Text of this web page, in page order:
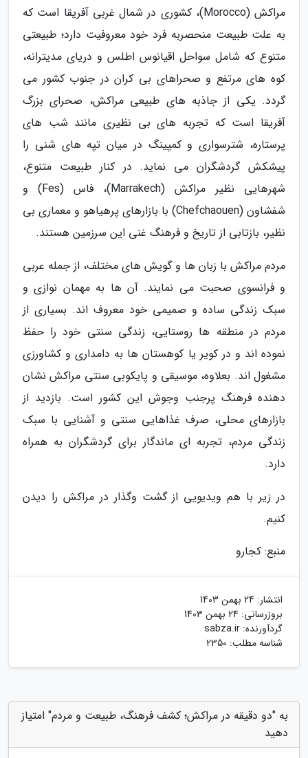
مراکش (Morocco)، کشوری در شمال غربی آفریقا است که
به علت طبیعت منحصربه فرد خود معروفیت دارد؛ طبیعتی
متنوع که شامل سواحل اقیانوس اطلس و دریای مدیترانه،
کوه های مرتفع و صحراهای بی کران در جنوب کشور می
گردد. یکی از جاذبه های طبیعی مراکش، صحرای بزرگ
آفریقا است که تجربه های بی نظیری مانند شب های
پرستاره، شترسواری و کمپینگ در میان تپه های شنی را
پیشکش گردشگران می نماید. در کنار طبیعت متنوع،
شهرهایی نظیر مراکش (Marrakech)، فاس (Fes) و
شفشاون (Chefchaouen) با بازارهای پرهیاهو و معماری بی
نظیر، بازتابی از تاریخ و فرهنگ غنی این سرزمین هستند.
مردم مراکش با زبان ها و گویش های مختلف، از جمله عربی
و فرانسوی صحبت می نمایند. آن ها به مهمان نوازی و
سبک زندگی ساده و صمیمی خود معروف اند. بسیاری از
مردم در منطقه ها روستایی، زندگی سنتی خود را حفظ
نموده اند و در کویر یا کوهستان ها به دامداری و کشاورزی
مشغول اند. بعلاوه، موسیقی و پایکوبی سنتی مراکش نشان
دهنده فرهنگ پرجنب وجوش این کشور است. بازدید از
بازارهای محلی، صرف غذاهایی سنتی و آشنایی با سبک
زندگی مردم، تجربه ای ماندگار برای گردشگران به همراه
دارد.
در زیر با هم ویدیویی از گشت وگذار در مراکش را دیدن
کنیم.
منبع: کجارو
انتشار: 24 بهمن 1403
بروزرسانی: 24 بهمن 1403
گردآورنده: sabza.ir
شناسه مطلب: 2350
به "دو دقیقه در مراکش؛ کشف فرهنگ، طبیعت و مردم" امتیاز
دهید